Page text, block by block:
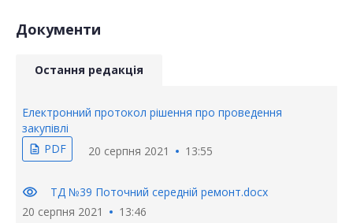
Документи
Остання редакція
Електронний протокол рішення про проведення
закупівлі
description PDF 20 серпня 2021 13:55
visibility
ТД №39 Поточний середній ремонт.docx
20 серпня 2021
13:46